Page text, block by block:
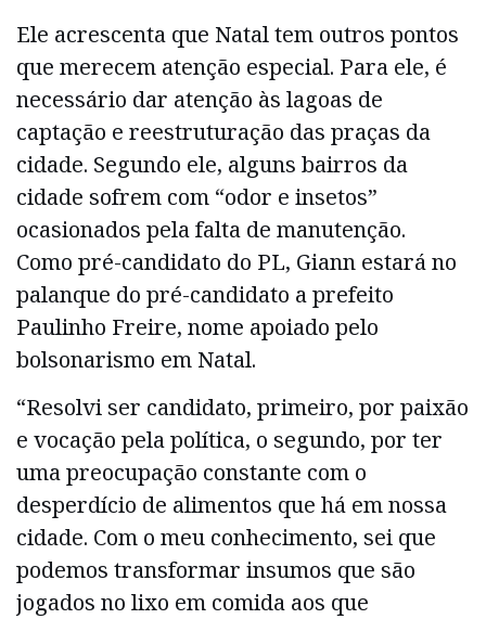
Ele acrescenta que Natal tem outros pontos
que merecem atenção especial. Para ele, é
necessário dar atenção às lagoas de
captação e reestruturação das praças da
cidade. Segundo ele, alguns bairros da
cidade sofrem com “odor e insetos”
ocasionados pela falta de manutenção.
Como pré-candidato do PL, Giann estará no
palanque do pré-candidato a prefeito
Paulinho Freire, nome apoiado pelo
bolsonarismo em Natal.
“Resolvi ser candidato, primeiro, por paixão
e vocação pela política, o segundo, por ter
uma preocupação constante com o
desperdício de alimentos que há em nossa
cidade. Com o meu conhecimento, sei que
podemos transformar insumos que são
jogados no lixo em comida aos que